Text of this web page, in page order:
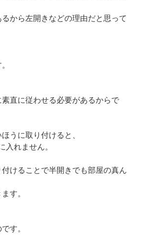
るから左開きなどの理由だと思って
素直に従わせる必要があるからで
うに取り付けると、
入れません。
けることで半開きでも部屋の真ん
す。
す。